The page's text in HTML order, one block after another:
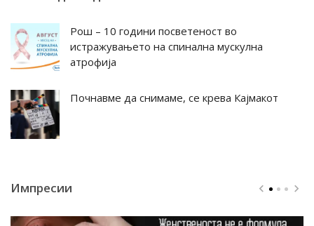
Рош – 10 години посветеност во
истражувањето на спинална мускулна
атрофија
Почнавме да снимаме, се крева Кајмакот
Импресии